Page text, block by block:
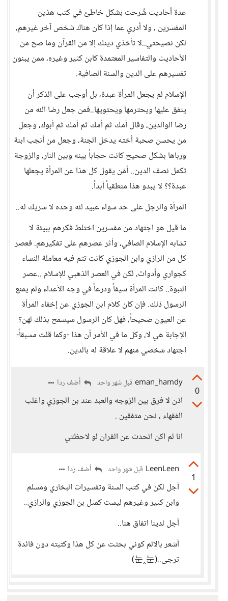
عدة أحاديث شُرحت بشكل خاطئ في كتب هذين
المفسرين ، ولا أدري عما إذا كان هناك شخص آخر غيرهم،
لكن نصيحتي..لا تأخذي دينك إلا من القرآن وما صح من
الأحاديث والتفاسير المعتمدة كابن كثير وغيره، ممن يبنون
تفسيرهم على الدين والسنة الصافية.
الإسلام لم يجعل المرأة عبدة، بل أوجب على الذكر أن
ينفق عليها ويحترمها ويحتويها..فمن جعل رضا الله من
رضا الوالدين، وقال أمك ثم أمك ثم أمك ثم أبوك، وجعل
من يحسن صحبة أخته يدخل الجنة، وجعل من أنجب ابنة
ورباها بشكل صحيح كانت حجاباً بينه وبين النار، والزوجة
تكمل نصف الدين.. أمَن يقول كل هذا عن المرأة يجعلها
عبدة؟؟ لا يبدو هذا منطقياً أبداً.
المرأة والرجل على حد سواء عبيد لله وحده لا شريك له..
ما قيل هو اجتهاد من مفسرين اختلط فكرهم ببيئة لا
تشابه الإسلام الصافي، وأثر عصرهم على تفكيرهم. فعصر
كل من الرازي وابن الجوزي كانت تتم فيه معاملة النساء
كجواري وأدوات، لكن في العصر الذهبي للإسلام ..عصر
النبوة.. كانت المرأة سيفاً ودرعاً في وجه الأعداء ولم يمنع
الرسول ذلك. فإن كان كلام ابن الجوزي عن إخفاء المرأة
عن العيون صحيحاً، فهل كان الرسول سيسمح بذلك لهن؟
الإجابة هي لا، وكل ما في الأمر أن هذا -وكما قلت مسبقاً-
اجتهاد شخصي منهم لا علاقة له بالدين.
0
eman_hamdy قبل شهر واحد أضف ردا
اذن لا فرق بين الزوجه والعبد عند بن الجوزي واغلب
الفقهاء ، نحن متفقين .
انا لم اكن اتحدث عن القران لو لاحظتي
1
LeenLeen قبل شهر واحد أضف ردا
أجل لكن في كتب السنة وتفسيرات البخاري ومسلم
وابن كثير وغيرهم ليست كمثل بن الجوزي والرازي..
أجل لدينا اتفاق هنا..
أشعر بالالم كوني بحثت عن كل هذا وكتبته دون فائدة
ترجى..⁦(⁠눈⁠‸⁠눈⁠)⁩